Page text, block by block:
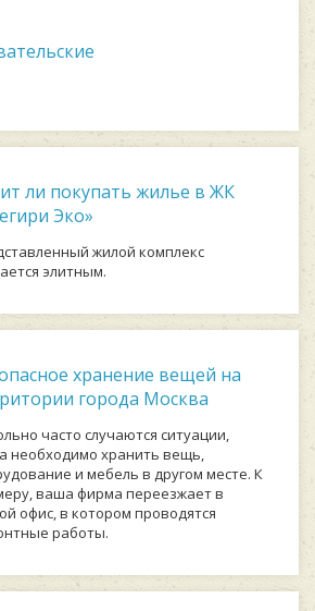
ли покупать жилье в ЖК
Эко»
жилой комплекс
элитным.
хранение вещей на
города Москва
часто случаются ситуации,
необходимо хранить вещь,
и мебель в другом месте. К
ваша фирма переезжает в
офис, в котором проводятся
работы.